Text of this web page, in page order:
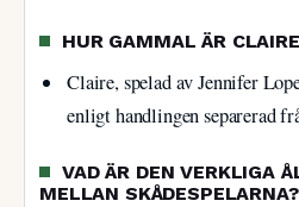
HUR GAMMAL ÄR
Claire, spelad av Jennifer
enligt handlingen separerad
VAD ÄR DEN VERKLIGA
MELLAN SKÅDESPELARNA?